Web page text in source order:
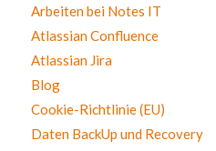
Arbeiten bei Notes IT
Atlassian Confluence
Atlassian Jira
Blog
Cookie-Richtlinie (EU)
Daten BackUp und Recovery